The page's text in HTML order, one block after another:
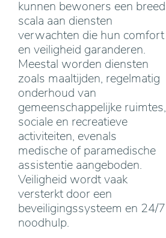
kunnen bewoners een breed
scala aan diensten
verwachten die hun comfort
en veiligheid garanderen.
Meestal worden diensten
zoals maaltijden, regelmatig
onderhoud van
gemeenschappelijke ruimtes,
sociale en recreatieve
activiteiten, evenals
medische of paramedische
assistentie aangeboden.
Veiligheid wordt vaak
versterkt door een
beveiligingssysteem en 24/7
noodhulp.